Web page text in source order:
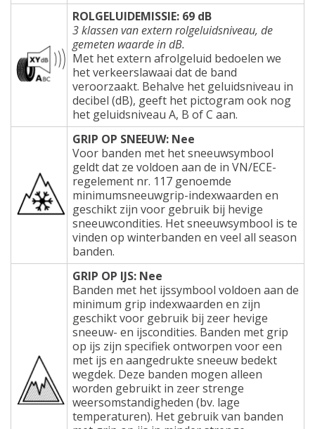
ROLGELUIDEMISSIE: 69 dB
3 klassen van extern rolgeluidsniveau, de
gemeten waarde in dB.
Met het extern afrolgeluid bedoelen we
het verkeerslawaai dat de band
veroorzaakt. Behalve het geluidsniveau in
decibel (dB), geeft het pictogram ook nog
het geluidsniveau A, B of C aan.
GRIP OP SNEEUW: Nee
Voor banden met het sneeuwsymbool
geldt dat ze voldoen aan de in VN/ECE-
regelement nr. 117 genoemde
minimumsneeuwgrip-indexwaarden en
geschikt zijn voor gebruik bij hevige
sneeuwcondities. Het sneeuwsymbool is te
vinden op winterbanden en veel all season
banden.
GRIP OP IJS: Nee
Banden met het ijssymbool voldoen aan de
minimum grip indexwaarden en zijn
geschikt voor gebruik bij zeer hevige
sneeuw- en ijscondities. Banden met grip
op ijs zijn specifiek ontworpen voor een
met ijs en aangedrukte sneeuw bedekt
wegdek. Deze banden mogen alleen
worden gebruikt in zeer strenge
weersomstandigheden (bv. lage
temperaturen). Het gebruik van banden